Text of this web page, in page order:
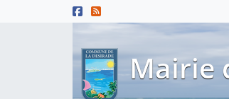
Menu principal
Contenu principal
Mairie